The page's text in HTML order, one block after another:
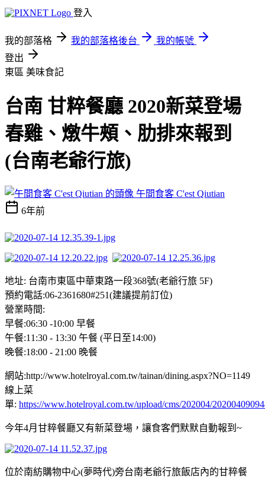
登入
我的部落格 我的部落格後台
我的帳號
登出
東區 美味食記
台南 甘粹餐廳 2020新菜登場
春雞、燉牛頰、肋排來報到
(台南老爺行旅)
午間食客 C'est Qiutian
6年前
地址: 台南市東區中華東路一段368號(老爺行旅 5F)
預約電話:06-2361680#251(建議提前訂位)
營業時間:
早餐:06:30 -10:00 早餐
午餐:11:30 - 13:30 午餐 (平日至14:00)
晚餐:18:00 - 21:00 晚餐
網站:http://www.hotelroyal.com.tw/tainan/dining.aspx?NO=1149
線上菜
單: https://www.hotelroyal.com.tw/upload/cms/202004/
今年4月甘粹餐廳又有新菜登場，讓食客們默默自動報到~
位於南紡購物中心(夢時代)旁台南老爺行旅飯店內的甘粹餐